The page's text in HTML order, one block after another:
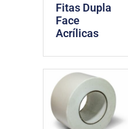
Fitas Dupla
Face
Acrílicas